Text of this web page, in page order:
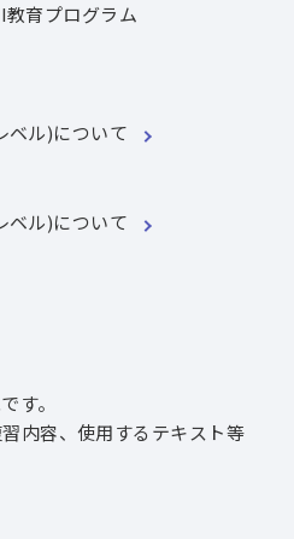
育プログラム
ベル)について
ベル)について
す。
容、使用するテキスト等